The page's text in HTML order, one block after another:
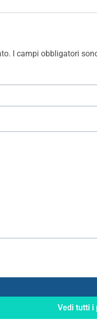
Vedi tutti i
I campi obbligatori